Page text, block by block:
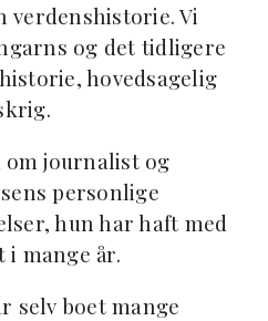
verdenshistorie. Vi
og det tidligere
hovedsagelig
om journalist og
personlige
hun har haft med
i mange år.
selv boet mange